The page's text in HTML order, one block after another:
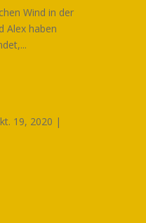
Wind in der
Alex haben
19, 2020 |